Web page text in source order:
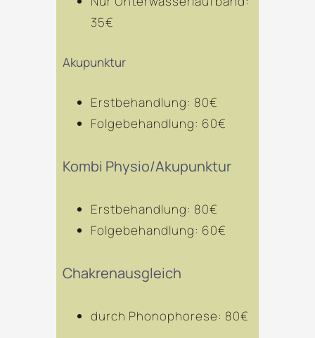
35€
Akupunktur
Erstbehandlung: 80€
Folgebehandlung: 60€
Kombi Physio/Akupunktur
Erstbehandlung: 80€
Folgebehandlung: 60€
Chakrenausgleich
durch Phonophorese: 80€